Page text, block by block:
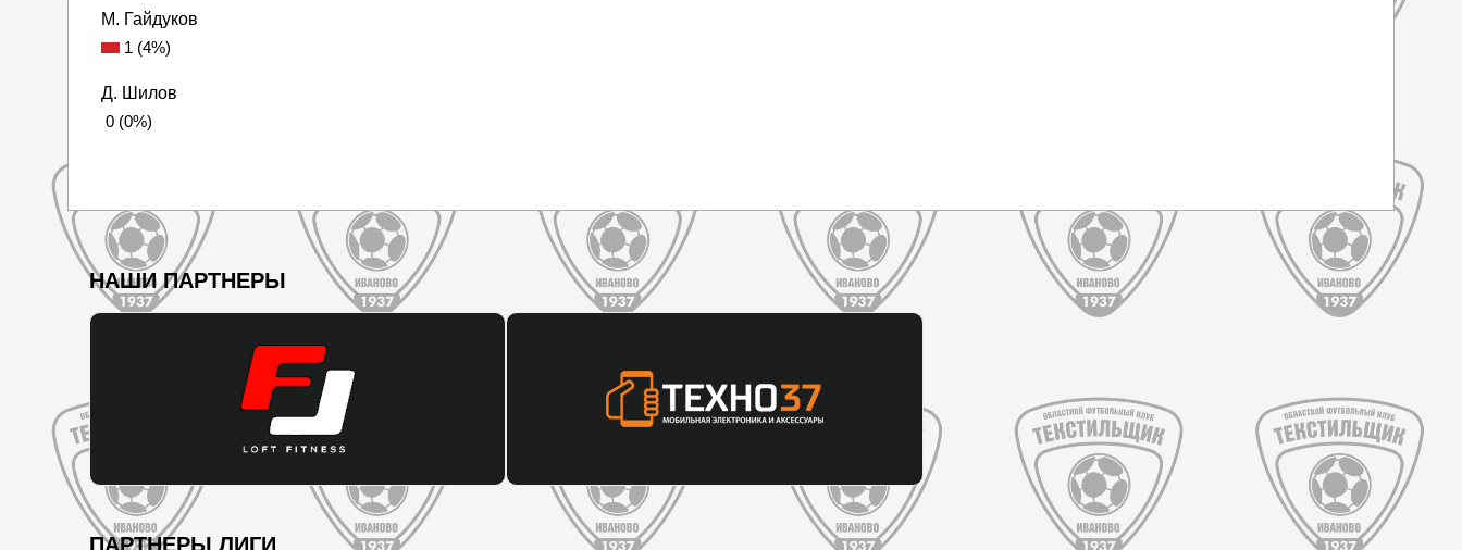
М. Гайдуков
1 (4%)
Д. Шилов
0 (0%)
НАШИ ПАРТНЕРЫ
ПАРТНЕРЫ ЛИГИ